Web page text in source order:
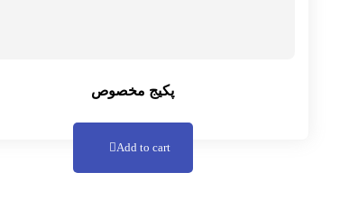
پکیج مخصوص
Add to cart